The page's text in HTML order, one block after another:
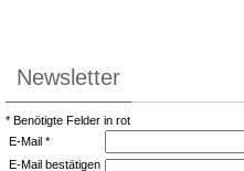
Newsletter